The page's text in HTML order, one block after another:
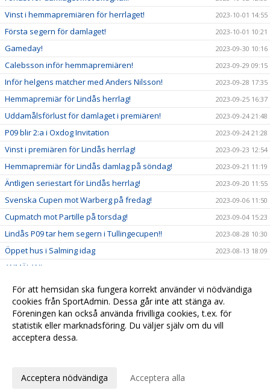
Vinst i hemmapremiären för herrlaget! 2023-10-01 14:55
Första segern för damlaget! 2023-10-01 10:21
Gameday! 2023-09-30 10:16
Calebsson inför hemmapremiären! 2023-09-29 09:15
Inför helgens matcher med Anders Nilsson! 2023-09-28 17:35
Hemmapremiär för Lindås herrlag! 2023-09-25 16:37
Uddamålsförlust för damlaget i premiären! 2023-09-24 21:48
P09 blir 2:a i Oxdog Invitation 2023-09-24 21:28
Vinst i premiären för Lindås herrlag! 2023-09-23 12:54
Hemmapremiär för Lindås damlag på söndag! 2023-09-21 11:19
Äntligen seriestart för Lindås herrlag! 2023-09-20 11:55
Svenska Cupen mot Warberg på fredag! 2023-09-06 11:50
Cupmatch mot Partille på torsdag! 2023-09-04 15:23
Lindås P09 tar hem segern i Tullingecupen!! 2023-08-28 10:30
Öppet hus i Salming idag 2023-08-13 18:09
ANMÄLAN!
Missa inte sommarinnebandyn nästa vecka! 2023-08-01 14:36
Justina skriver 2-årsavtal med Lindås! 2023-05-30 15:47
Välkomna till Lindås IBK! 2023-05-01 10:42
inställningar
Webbversion
För att hemsidan ska fungera korrekt använder vi nödvändiga
cookies från SportAdmin. Dessa går inte att stänga av.
Föreningen kan också använda frivilliga cookies, t.ex. för
statistik eller marknadsföring. Du väljer själv om du vill
acceptera dessa.
Acceptera nödvändiga Acceptera alla